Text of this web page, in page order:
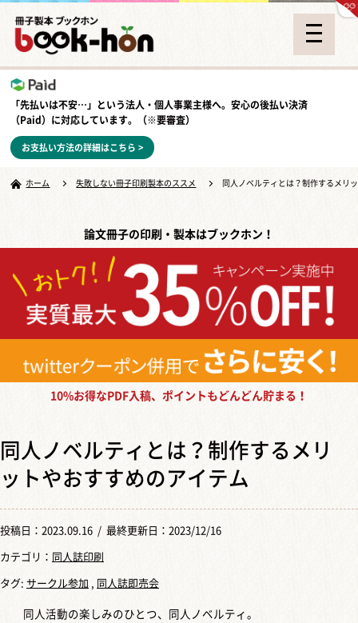
「先払いは不安…」という法人・個人事業主様へ。安心の後払い決済
（Paid） に対応しています。（※要審査）
お支払い方法の詳細はこちら >
ホーム 失敗しない冊子印刷製本のススメ 同人ノベルティとは？制作するメリ
論文冊子の印刷・製本はブックホン！
10%お得なPDF入稿、ポイントもどんどん貯まる！
同人ノベルティとは？制作するメリ
ットやおすすめのアイテム
投稿日： 2023.09.16 / 最終更新日：2023/12/16
カテゴリ： 同人誌印刷
タグ: サークル参加 同人誌即売会
同人活動の楽しみのひとつ、同人ノベルティ。